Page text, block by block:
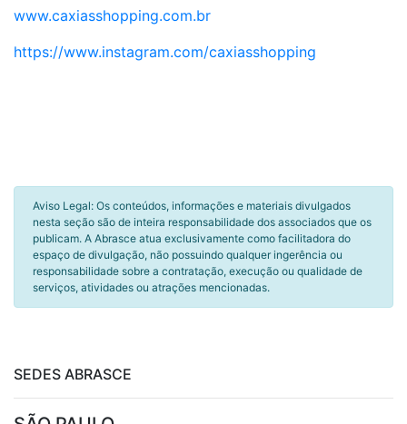
www.caxiasshopping.com.br
https://www.instagram.com/caxiasshopping
Aviso Legal: Os conteúdos, informações e materiais divulgados
nesta seção são de inteira responsabilidade dos associados que os
publicam. A Abrasce atua exclusivamente como facilitadora do
espaço de divulgação, não possuindo qualquer ingerência ou
responsabilidade sobre a contratação, execução ou qualidade de
serviços, atividades ou atrações mencionadas.
SEDES ABRASCE